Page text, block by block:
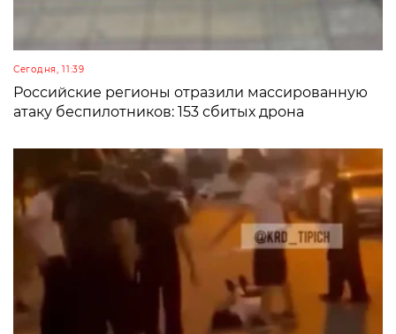
Сегодня, 11:39
Российские регионы отразили массированную
атаку беспилотников: 153 сбитых дрона